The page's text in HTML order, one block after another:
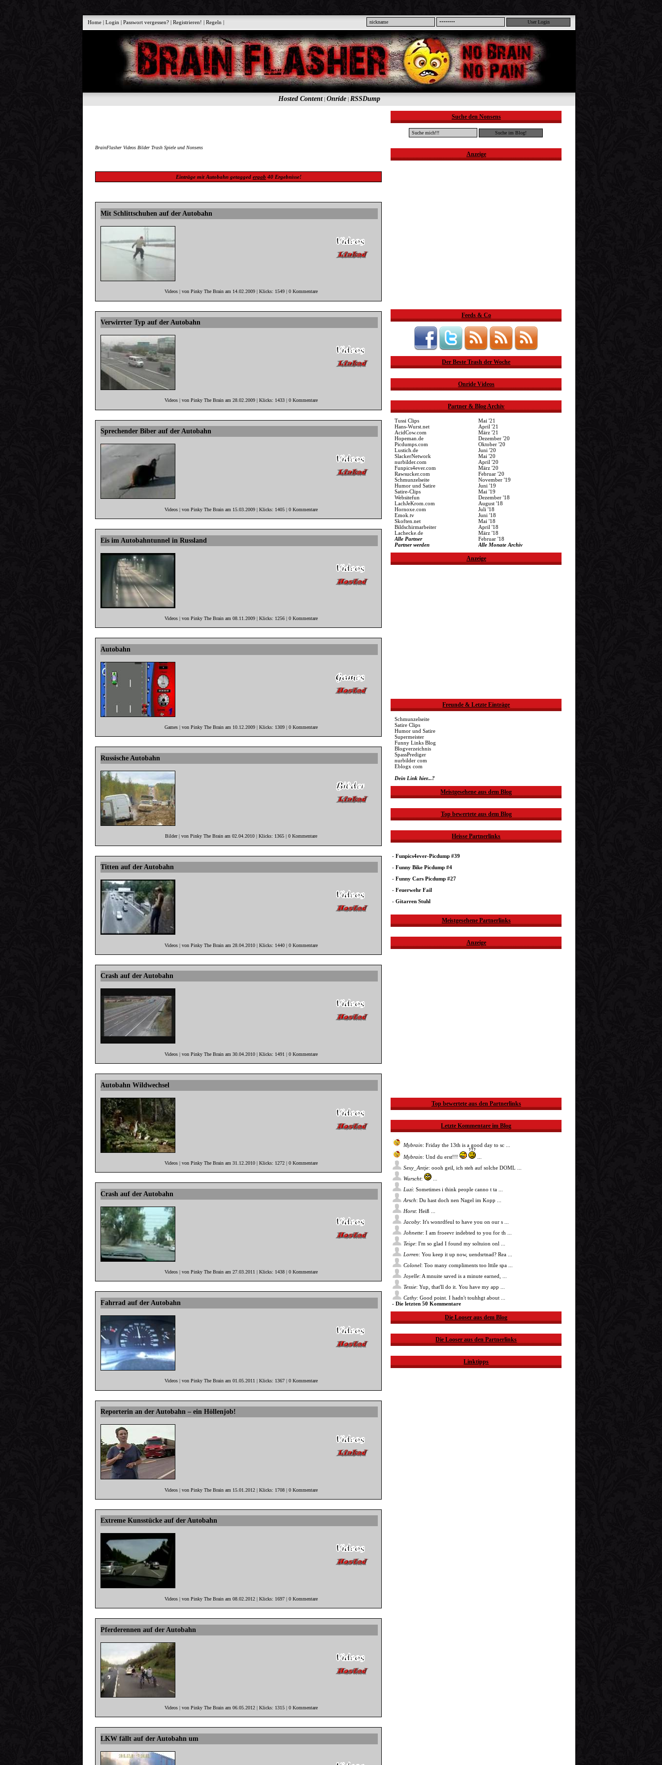
Home |Login |Passwort vergessen? |Registrieren! |Regeln |
Hosted Content| Onride| RSSDump
BrainFlasher Videos Bilder Trash Spiele und Nonsens
Einträge mitAutobahngetagged ergab 40Ergebnisse!
Mit Schlittschuhen auf der Autobahn
Videos | von Pinky The Brain am 14.02.2009 | Klicks: 1549 | 0 Kommentare
Verwirrter Typ auf der Autobahn
Videos | von Pinky The Brain am 28.02.2009 | Klicks: 1433 | 0 Kommentare
Sprechender Biber auf der Autobahn
Videos | von Pinky The Brain am 15.03.2009 | Klicks: 1405 | 0 Kommentare
Eis im Autobahntunnel in Russland
Videos | von Pinky The Brain am 08.11.2009 | Klicks: 1256 | 0 Kommentare
Autobahn
Games | von Pinky The Brain am 10.12.2009 | Klicks: 1309 | 0 Kommentare
Russische Autobahn
Bilder | von Pinky The Brain am 02.04.2010 | Klicks: 1365 | 0 Kommentare
Titten auf der Autobahn
Videos | von Pinky The Brain am 28.04.2010 | Klicks: 1440 | 0 Kommentare
Crash auf der Autobahn
Videos | von Pinky The Brain am 30.04.2010 | Klicks: 1491 | 0 Kommentare
Autobahn Wildwechsel
Videos | von Pinky The Brain am 31.12.2010 | Klicks: 1272 | 0 Kommentare
Crash auf der Autobahn
Videos | von Pinky The Brain am 27.03.2011 | Klicks: 1438 | 0 Kommentare
Fahrrad auf der Autobahn
Videos | von Pinky The Brain am 01.05.2011 | Klicks: 1367 | 0 Kommentare
Reporterin an der Autobahn – ein Höllenjob!
Videos | von Pinky The Brain am 15.01.2012 | Klicks: 1708 | 0 Kommentare
Extreme Kunsstücke auf der Autobahn
Videos | von Pinky The Brain am 08.02.2012 | Klicks: 1697 | 0 Kommentare
Pferderennen auf der Autobahn
Videos | von Pinky The Brain am 06.05.2012 | Klicks: 1315 | 0 Kommentare
LKW fällt auf der Autobahn um
Suche den Nonsens
Anzeige
Feeds & Co
Der Beste Trash der Woche
Onride Videos
Partner & Blog Archiv
Tussi Clips
Hans-Wurst.net
AcidCow.com
Hopeman.de
Picdumps.com
Lustich.de
SlackerNetwork
nurbilder.com
Funpics4ever.com
Rawsucker.com
Schmunzelseite
Humor und Satire
Satire-Clips
Websitefun
LachJeKrom.com
Hornoxe.com
Emok.tv
Skoften.net
Bildschirmarbeiter
Lachecke.de
Alle Partner
Partner werden
Mai '21
April '21
März '21
Dezember '20
Oktober '20
Juni '20
Mai '20
April '20
März '20
Februar '20
November '19
Juni '19
Mai '19
Dezember '18
August '18
Juli '18
Juni '18
Mai '18
April '18
März '18
Februar '18
Alle Monate Archiv
Anzeige
Freunde & Letzte Einträge
Schmunzelseite
Satire Clips
Humor und Satire
Supermeister
Funny Links Blog
Blogverzeichnis
SpassPrediger
nurbilder com
Eblogx com
Dein Link hier...?
Meistgesehene aus dem Blog
Top bewertete aus dem Blog
Heisse Partnerlinks
-Funpics4ever-Picdump #39
-Funny Bike Picdump #4
-Funny Cars Picdump #27
-Feuerwehr Fail
-Gitarren Stuhl
Meistgesehene Partnerlinks
Anzeige
Top bewertete aus den Partnerlinks
Letzte Kommentare im Blog
Mybrain: Friday the 13th is a good day to sc ...
Mybrain: Und du erst!!!
Sexy_Antje: oooh geil, ich steh auf solche DOML ...
Wurscht:
Luzi: Sometimes i think people canno t ta ...
Arsch: Du hast doch nen Nagel im Kopp ...
Horst: Heiß ...
Jacoby: It's wonrdfeul to have you on our s ...
Johnette: I am froeevr indebted to you for th ...
Teige: I'm so glad I found my soltuion onl ...
Lorren: You keep it up now, uendsrtnad? Rea ...
Colonel: Too many compliments too lttile spa ...
Joyelle: A mnuite saved is a minute earned, ...
Tessie: Yup, that'll do it. You have my app ...
Cathy: Good point. I hadn't touhhgt about ...
- Die letzten 50 Kommentare
Die Looser aus dem Blog
Die Looser aus den Partnerlinks
Linktipps